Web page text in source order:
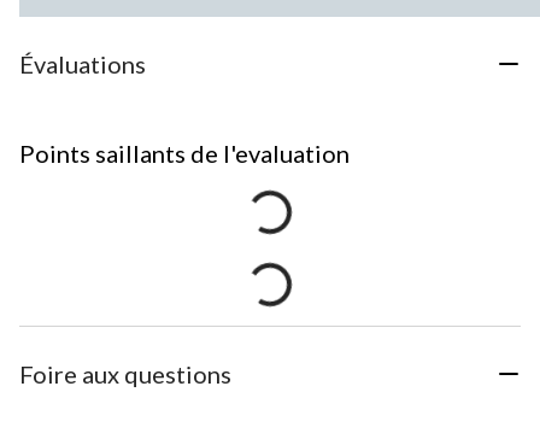
Évaluations
Points saillants de l'evaluation
Foire aux questions